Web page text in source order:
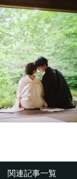
関連記事一覧